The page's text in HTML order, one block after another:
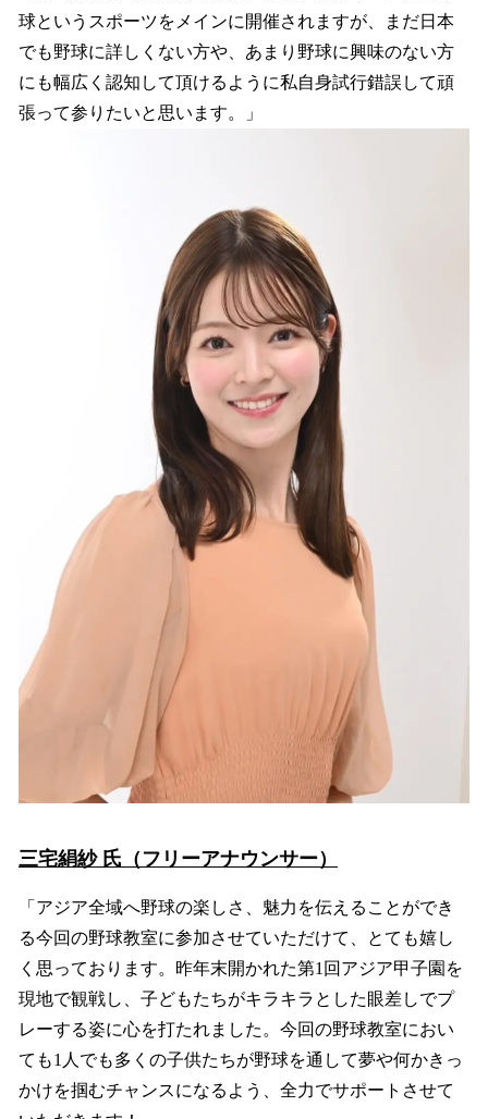
球というスポーツをメインに開催されますが、まだ日本
でも野球に詳しくない方や、あまり野球に興味のない方
にも幅広く認知して頂けるように私自身試行錯誤して頑
張って参りたいと思います。」
三宅絹紗 氏（フリーアナウンサー）
「アジア全域へ野球の楽しさ、魅力を伝えることができ
る今回の野球教室に参加させていただけて、とても嬉し
く思っております。昨年末開かれた第1回アジア甲子園を
現地で観戦し、子どもたちがキラキラとした眼差しでプ
レーする姿に心を打たれました。今回の野球教室におい
ても1人でも多くの子供たちが野球を通して夢や何かきっ
かけを掴むチャンスになるよう、全力でサポートさせて